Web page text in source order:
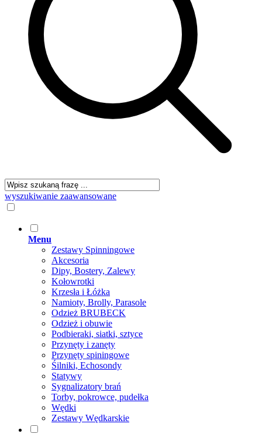
wyszukiwanie zaawansowane
Menu
Zestawy Spinningowe
Akcesoria
Dipy, Bostery, Zalewy
Kołowrotki
Krzesła i Łóżka
Namioty, Brolly, Parasole
Odzież BRUBECK
Odzież i obuwie
Podbieraki, siatki, sztyce
Przynęty i zanęty
Przynęty spiningowe
Śilniki, Echosondy
Statywy
Sygnalizatory brań
Torby, pokrowce, pudełka
Wędki
Zestawy Wędkarskie